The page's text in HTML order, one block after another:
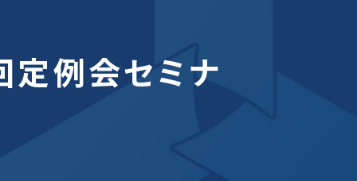
例会セミナ